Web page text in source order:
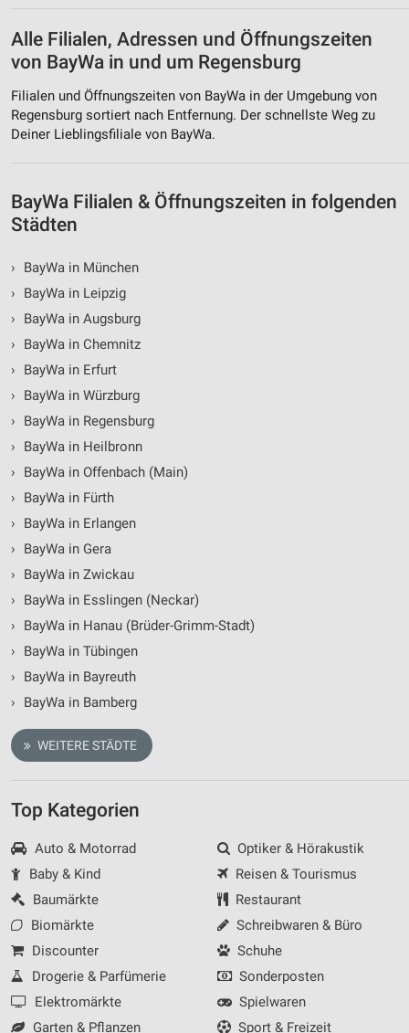
Alle Filialen, Adressen und Öffnungszeiten
von BayWa in und um Regensburg
Filialen und Öffnungszeiten von BayWa in der Umgebung von
Regensburg sortiert nach Entfernung. Der schnellste Weg zu
Deiner Lieblingsfiliale von BayWa.
BayWa Filialen & Öffnungszeiten in folgenden
Städten
›
BayWa in München
›
BayWa in Leipzig
›
BayWa in Augsburg
›
BayWa in Chemnitz
›
BayWa in Erfurt
›
BayWa in Würzburg
›
BayWa in Regensburg
›
BayWa in Heilbronn
›
BayWa in Offenbach (Main)
›
BayWa in Fürth
›
BayWa in Erlangen
›
BayWa in Gera
›
BayWa in Zwickau
›
BayWa in Esslingen (Neckar)
›
BayWa in Hanau (Brüder-Grimm-Stadt)
›
BayWa in Tübingen
›
BayWa in Bayreuth
›
BayWa in Bamberg
WEITERE STÄDTE
Top Kategorien
Auto & Motorrad
Baby & Kind
Baumärkte
Biomärkte
Discounter
Drogerie & Parfümerie
Elektromärkte
Garten & Pflanzen
Optiker & Hörakustik
Reisen & Tourismus
Restaurant
Schreibwaren & Büro
Schuhe
Sonderposten
Spielwaren
Sport & Freizeit
Nicht-IAB-Verarbeitungszwecke:
Notwendig
Performance